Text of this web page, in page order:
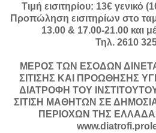
Τιμή εισιτηρίου: 13€ γενικό
Προπώληση εισιτηρίων στο
13.00 & 17.00-21.00 και
Τηλ. 2610
ΜΕΡΟΣ ΤΩΝ ΕΣΟΔΩΝ
ΣΙΤΙΣΗΣ ΚΑΙ ΠΡΟΩΘΗΣΗΣ
ΔΙΑΤΡΟΦΗ ΤΟΥ ΙΝΣΤΙΤΟΥΤΟΥ
ΣΙΤΙΣΗ ΜΑΘΗΤΩΝ ΣΕ
ΠΕΡΙΟΧΩΝ ΤΗΣ